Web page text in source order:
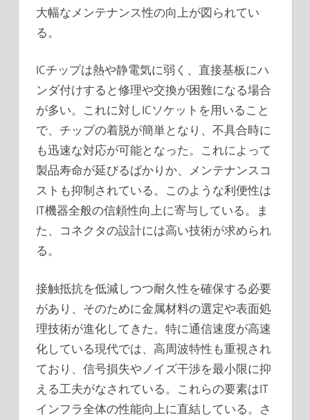
大幅なメンテナンス性の向上が図られてい
る。
ICチップは熱や静電気に弱く、直接基板にハ
ンダ付けすると修理や交換が困難になる場合
が多い。これに対しICソケットを用いること
で、チップの着脱が簡単となり、不具合時に
も迅速な対応が可能となった。これによって
製品寿命が延びるばかりか、メンテナンスコ
ストも抑制されている。このような利便性は
IT機器全般の信頼性向上に寄与している。ま
た、コネクタの設計には高い技術が求められ
る。
接触抵抗を低減しつつ耐久性を確保する必要
があり、そのために金属材料の選定や表面処
理技術が進化してきた。特に通信速度が高速
化している現代では、高周波特性も重視され
ており、信号損失やノイズ干渉を最小限に抑
える工夫がなされている。これらの要素はIT
インフラ全体の性能向上に直結している。さ